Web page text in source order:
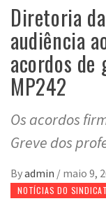
Diretoria
audiência
acordos de
MP242
Os acordos
Greve dos
Byadmin / maio 9,
NOTÍCIAS DO